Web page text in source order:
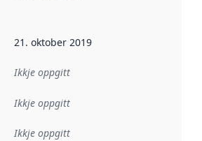
21. oktober 2019
Ikkje oppgitt
Ikkje oppgitt
Ikkje oppgitt